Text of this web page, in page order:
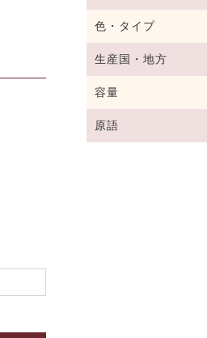
色・タイプ
生産国・地方
容量
原語